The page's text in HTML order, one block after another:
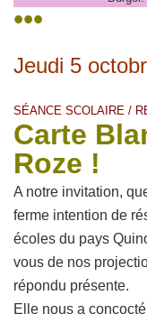
•••
Jeudi 5
SÉANCE SCOLAIRE /
Carte
Roze !
A notre invitation,
ferme intention de
écoles du pays
vous de nos
répondu présente.
Elle nous a